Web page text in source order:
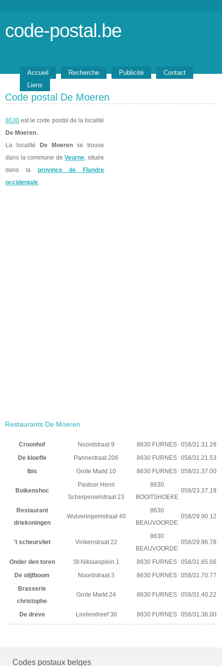
code-postal.be
Accueil Recherche Publicité
Contact
Liens
Code postal De Moeren
8630 est le code postal de la localité
De Moeren.
La localité
De Moeren se trouve
dans la commune deVeurne, située
dans la province de Flandre
occidentale.
Restaurants De Moeren
Croonhof Noordstraat 9 8630 FURNES 058/31.31.28
De kloeffe
Pannestraat 206 8630 FURNES 058/31.21.53
Ibis
Grote Markt 10 8630 FURNES 058/31.37.00
Boikenshoc
Pastoor Henri
Scherpereelstraat 23
8630
BOOITSHOEKE
058/23.37.19
Restaurant
driekoningen
Wulveringemstraat 40
8630
BEAUVOORDE
058/29.90.12
't scheurvliet Vinkenstraat 22
8630
BEAUVOORDE
058/29.96.78
Onder den toren St-Niklaasplein 1 8630 FURNES 058/31.65.66
De olijfboom
Noordstraat 3 8630 FURNES 058/31.70.77
Brasserie
christophe
Grote Markt 24 8630 FURNES 058/31.40.22
De dreve Lindendreef 30 8630 FURNES 058/31.36.00
Codes postaux belges